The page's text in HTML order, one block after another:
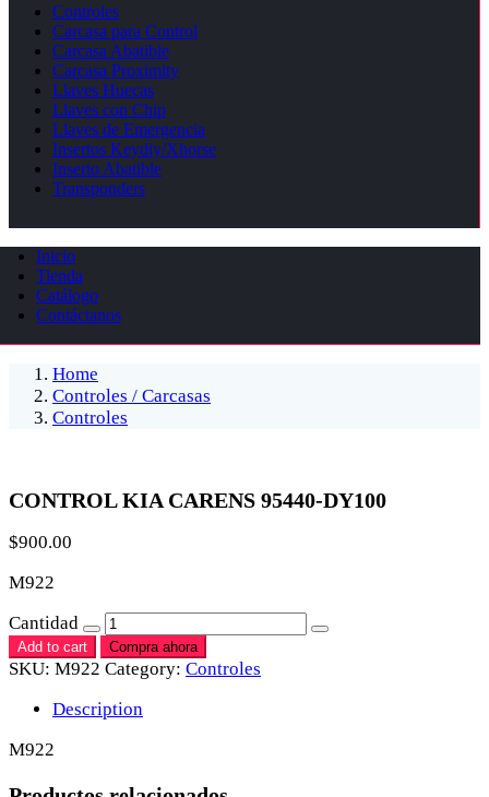
Controles
Carcasa para Control
Carcasa Abatible
Carcasa Proximity
Llaves Huecas
Llaves con Chip
Llaves de Emergencia
Insertos Keydiy/Xhorse
Inserto Abatible
Transponders
Inicio
Tienda
Catálogo
Contáctanos
Home
Controles / Carcasas
Controles
CONTROL KIA CARENS 95440-DY100
$900.00
M922
Cantidad
Add to cart Compra ahora
SKU: M922 Category: Controles
Description
M922